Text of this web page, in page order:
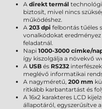
A direkt termál
biztosít, mivel nincs
működéshez.
A 203 dpi felbontás tűéles
vonalkódokat
feladatnál.
Napi 1000-3000 címke/
így kiszolgálja a növekvő
A USB és RS232
meglévő informatikai
A nagyméretű, 200 mm
ritkább karbantartást és
A 16x2 karakteres LCD
állapotáról, egyszerűsítve